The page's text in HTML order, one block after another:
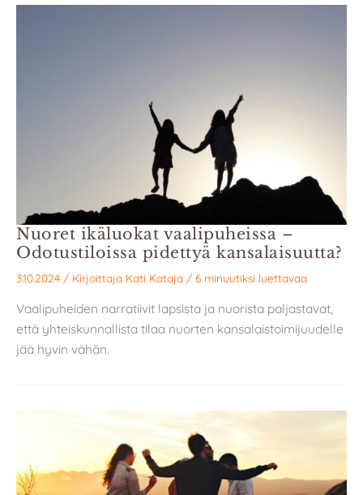
Nuoret ikäluokat vaalipuheissa –
Odotustiloissa pidettyä kansalaisuutta?
3.10.2024 / Kirjoittaja Kati Kataja / 6 minuutiksi luettavaa
Vaalipuheiden narratiivit lapsista ja nuorista paljastavat,
että yhteiskunnallista tilaa nuorten kansalaistoimijuudelle
jää hyvin vähän.